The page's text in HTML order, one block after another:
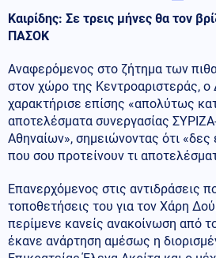
Καιρίδης: Σε τρεις μήνες θα τον
ΠΑΣΟΚ
Αναφερόμενος στο ζήτημα των
στον χώρο της Κεντροαριστεράς, ο
χαρακτήρισε επίσης «απολύτως
αποτελέσματα συνεργασίας
Αθηναίων», σημειώνοντας ότι «δες
που σου προτείνουν τι
Επανερχόμενος στις αντιδράσεις
τοποθετήσεις του για τον Χάρη
περίμενε κανείς ανακοίνωση από
έκανε ανάρτηση αμέσως η